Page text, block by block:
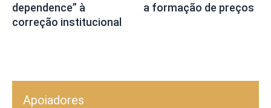
dependence” à
correção institucional
a formação de preços
Apoiadores